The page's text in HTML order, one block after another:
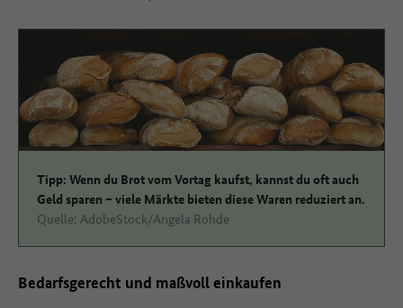
Tipp: Wenn du Brot vom Vortag kaufst, kannst du oft auch
Geld sparen – viele Märkte bieten diese Waren reduziert an.
Quelle: AdobeStock/Angela Rohde
Bedarfsgerecht und maßvoll einkaufen